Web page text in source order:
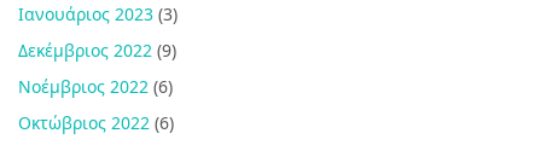
Ιανουάριος 2023 (3)
Δεκέμβριος 2022 (9)
Νοέμβριος 2022 (6)
Οκτώβριος 2022 (6)